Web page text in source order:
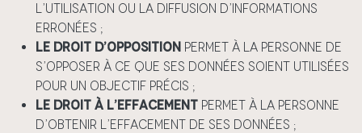
l’utilisation ou la diffusion d’informations
erronées ;
Le droit d’opposition permet à la personne de
s’opposer à ce que ses données soient utilisées
pour un objectif précis ;
Le droit à l’effacement permet à la personne
d’obtenir l’effacement de ses données ;